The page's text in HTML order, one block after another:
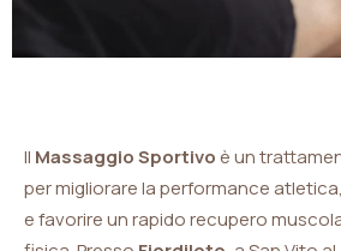
Il Massaggio Sportivo è un
per migliorare la performance
e favorire un rapido recupero